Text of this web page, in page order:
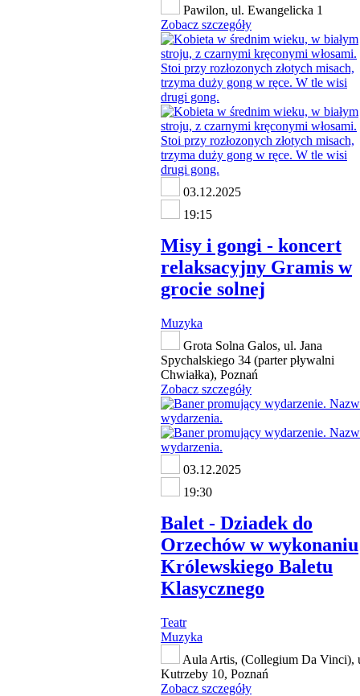
Pawilon, ul. Ewangelicka 1
Zobacz szczegóły
03.12.2025
19:15
Misy i gongi - koncert
relaksacyjny Gramis w
grocie solnej
Muzyka
Grota Solna Galos, ul. Jana
Spychalskiego 34 (parter pływalni
Chwiałka), Poznań
Zobacz szczegóły
03.12.2025
19:30
Balet - Dziadek do
Orzechów w wykonaniu
Królewskiego Baletu
Klasycznego
Teatr
Muzyka
Aula Artis, (Collegium Da Vinci),
Kutrzeby 10, Poznań
Zobacz szczegóły